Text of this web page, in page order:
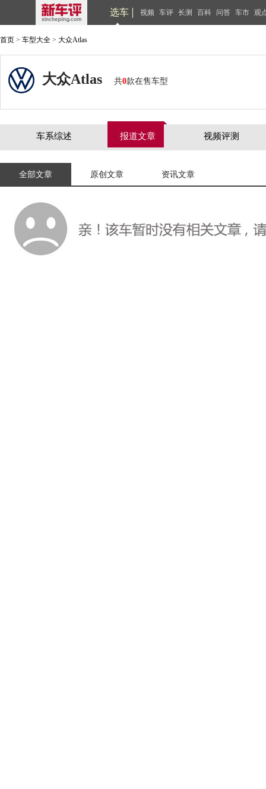
选车 视频 车评 长测 百科 问答 车市 观
首页 > 车型大全 > 大众Atlas
大众Atlas 共0款在售车型
车系综述 报道文章 视频评测
全部文章 原创文章 资讯文章